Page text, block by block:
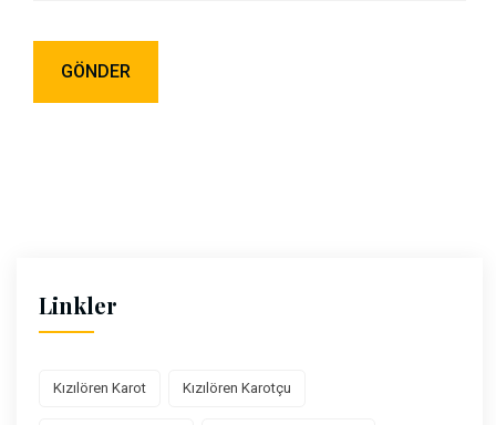
Linkler
Kızılören Karot Kızılören Karotçu